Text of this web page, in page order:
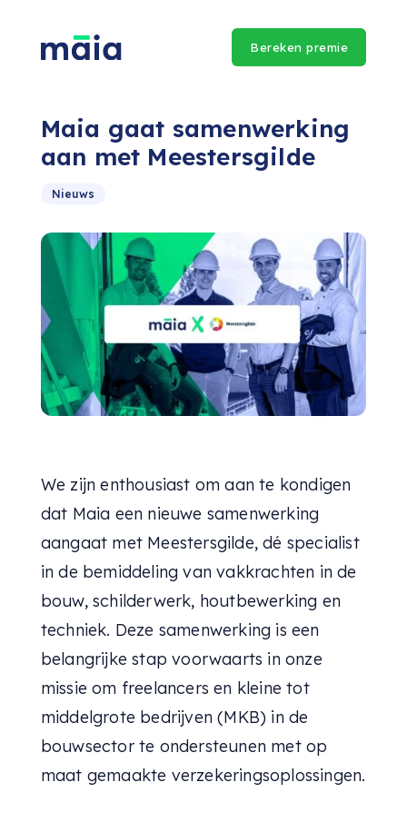
Bereken premie
Maia gaat samenwerking
aan met Meestersgilde
Nieuws
We zijn enthousiast om aan te kondigen
dat Maia een nieuwe samenwerking
aangaat met Meestersgilde, dé specialist
in de bemiddeling van vakkrachten in de
bouw, schilderwerk, houtbewerking en
techniek. Deze samenwerking is een
belangrijke stap voorwaarts in onze
missie om freelancers en kleine tot
middelgrote bedrijven (MKB) in de
bouwsector te ondersteunen met op
maat gemaakte verzekeringsoplossingen.